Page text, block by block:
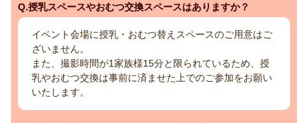
Q.授乳スペースやおむつ交換スペースはありますか？
イベント会場に授乳・おむつ替えスペースのご用意はご
ざいません。
また、撮影時間が1家族様15分と限られているため、授
乳やおむつ交換は事前に済ませた上でのご参加をお願い
いたします。